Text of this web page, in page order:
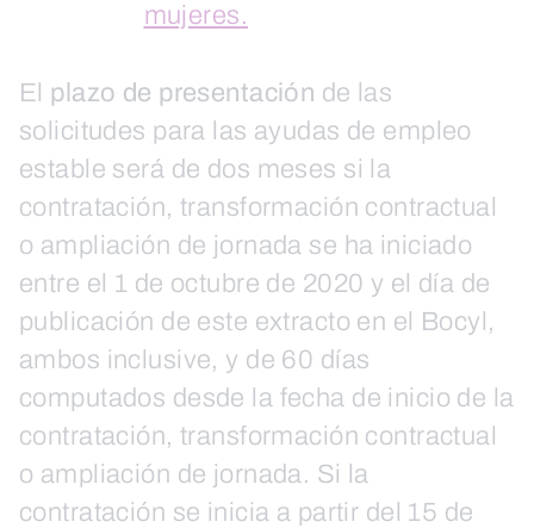
mujeres.
El plazo de presentación de las
solicitudes para las ayudas de empleo
estable será de dos meses si la
contratación, transformación contractual
o ampliación de jornada se ha iniciado
entre el 1 de octubre de 2020 y el día de
publicación de este extracto en el Bocyl,
ambos inclusive, y de 60 días
computados desde la fecha de inicio de la
contratación, transformación contractual
o ampliación de jornada. Si la
contratación se inicia a partir del 15 de